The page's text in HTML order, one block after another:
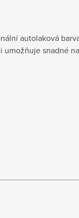
autolaková
snadné